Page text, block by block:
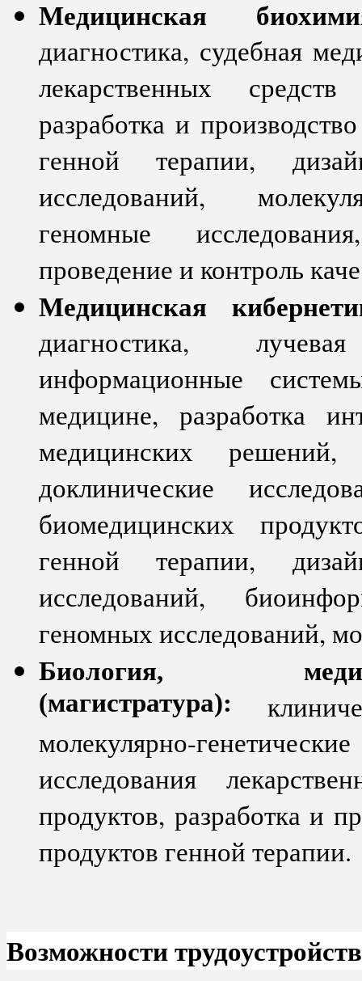
Медицинская
диагностика, судебная
лекарственных
разработка и
генной терапии,
исследований,
геномные
проведение и контроль
Медицинская
диагностика,
информационные
медицине, разработка
медицинских
доклинические
биомедицинских
генной терапии,
исследований,
геномных исследований,
Биология,
(магистратура):
молекулярно-
исследования
продуктов, разработка и
продуктов генной терапии.
Возможности